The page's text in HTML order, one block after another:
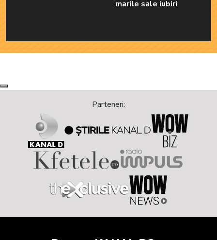
marile sale iubiri
Next
Previous
Parteneri: